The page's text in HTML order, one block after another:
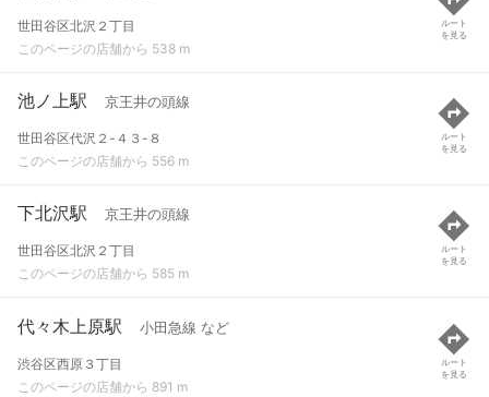
世田谷区北沢２丁目
このページの店舗から 538 m
ルート
を見る
池ノ上駅 京王井の頭線
世田谷区代沢２-４３-８
このページの店舗から 556 m
ルート
を見る
下北沢駅 京王井の頭線
世田谷区北沢２丁目
このページの店舗から 585 m
ルート
を見る
代々木上原駅 小田急線 など
渋谷区西原３丁目
このページの店舗から 891 m
ルート
を見る